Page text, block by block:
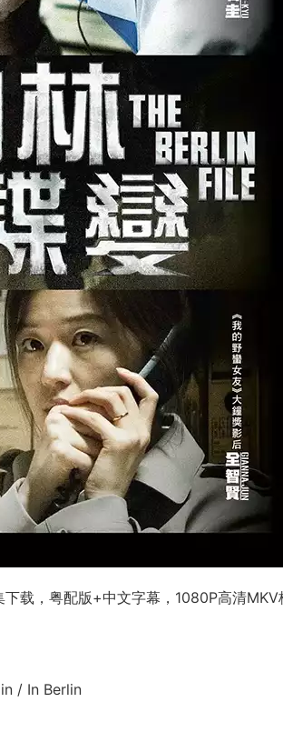
载，粤配版+中文字幕，1080P高清MKV
/ In Berlin